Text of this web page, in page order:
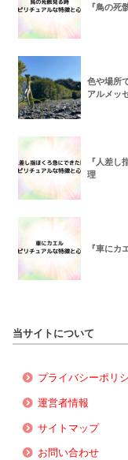
『鳥の死
色や場所
アルメッ
『人差し
理
『車にカ
当サイトについて
プライバシーポリ
運営者情報
サイトマップ
お問い合わせ